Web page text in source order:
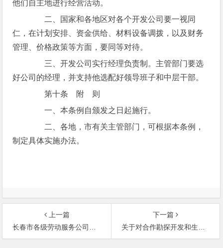
他们自主地进行经营活动。
二、国家和各地区对各个开发公司要一视同
仁，在计划安排、资金供给、材料设备调拨，以及财务
管理、价格政策等方面，要同等对待。
三、开发公司实行经理负责制。主管部门要选
好公司的经理，并支持他选配好领导班子和中层干部。
第十条 附 则
一、本条例自颁发之日起施行。
二、各地，市有关主管部门，可根据本条例，
制定具体实施办法。
上一篇
长春市各级劳动服务公司管理暂行办法
下一篇
关于对合作勘探开发和生产海洋石油的外国公司合同前费用列支问题的规定